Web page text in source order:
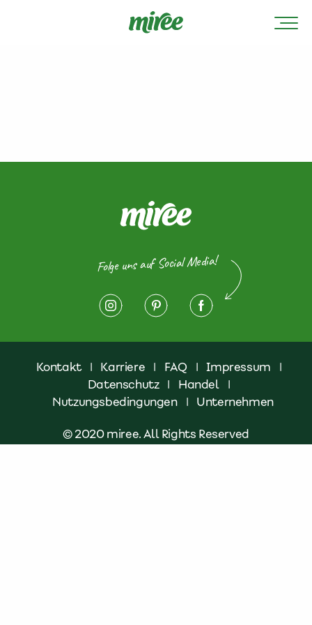
Folge uns auf Social Media!
Kontakt | Karriere | FAQ | Impressum
|
Datenschutz | Handel
|
Nutzungsbedingungen
| Unternehmen
© 2020 miree. All Rights Reserved